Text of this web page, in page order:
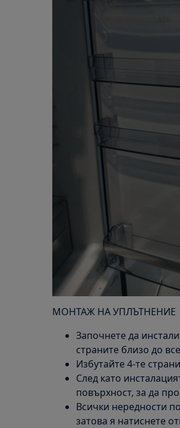
МОНТАЖ НА УПЛЪТНЕНИЕ
Започнете да
страните близо до
Избутайте 4-те
След като
повърхност, за да
Всички нередности
затова я натиснете